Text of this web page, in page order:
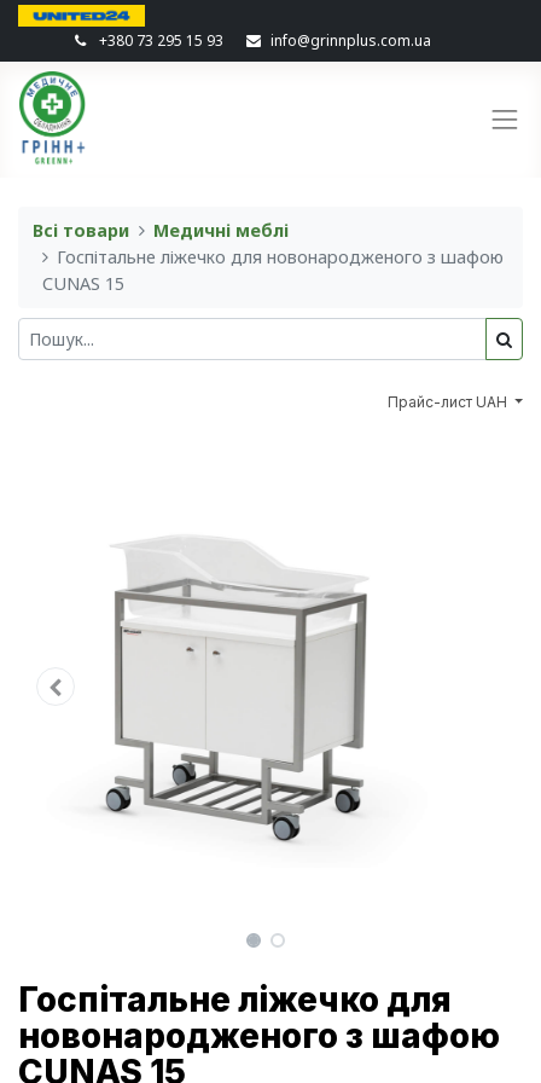
+380 73 295 15 93 info@grinnplus.com.ua
Всі товари
Медичні меблі
Госпітальне ліжечко для новонародженого з шафою
CUNAS 15
Прайс-лист UAH
Госпітальне ліжечко для
новонародженого з шафою
CUNAS 15